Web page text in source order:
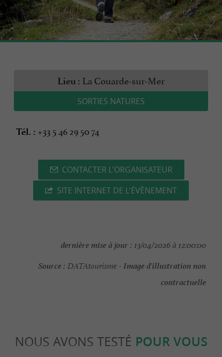
Lieu : La Couarde-sur-Mer
SORTIES NATURES
Tél. : +33 5 46 29 50 74
CONTACTER L'ORGANISATEUR
SITE INTERNET DE L'ÉVÈNEMENT
dernière mise à jour : 13/04/2026 à 12:00:00
Source : DATAtourisme -Image d'illustration non
contractuelle
NOUS AVONS TESTÉ POUR VOUS